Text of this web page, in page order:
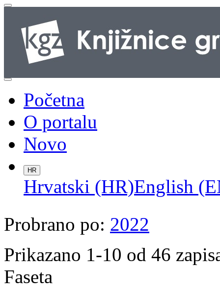
Početna
O portalu
Novo
HR
Hrvatski (HR)English
Probrano po: 2022
Prikazano 1-10 od 46
Faseta